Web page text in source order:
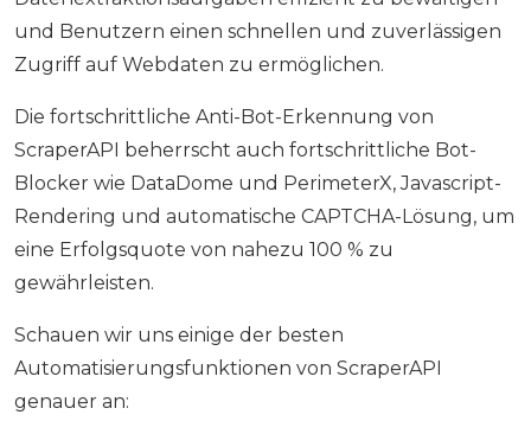
und Benutzern einen schnellen und zuverlässigen
Zugriff auf Webdaten zu ermöglichen.
Die fortschrittliche Anti-Bot-Erkennung von
ScraperAPI beherrscht auch fortschrittliche Bot-
Blocker wie DataDome und PerimeterX, Javascript-
Rendering und automatische CAPTCHA-Lösung, um
eine Erfolgsquote von nahezu 100 % zu
gewährleisten.
Schauen wir uns einige der besten
Automatisierungsfunktionen von ScraperAPI
genauer an: